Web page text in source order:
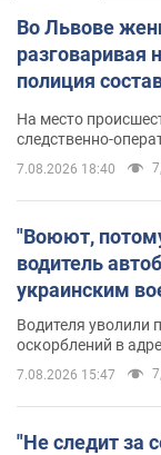
Во Львове
разговаривая
полиция
На место
следственно-
7.08.2026 18:40
"Воюют,
водитель
украинским
Водителя уволили
оскорблений в
7.08.2026 15:47
"Не следит за